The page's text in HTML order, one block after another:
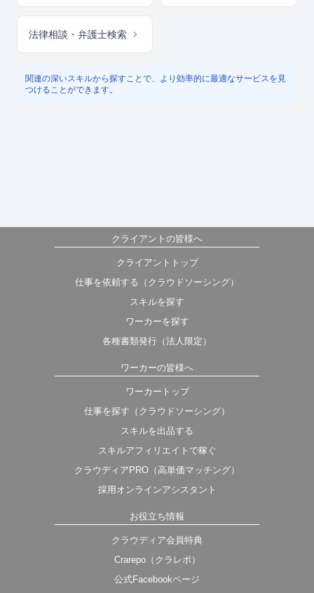
法律相談・弁護士検索
関連の深いスキルから探すことで、より効率的に最適なサービスを見
つけることができます。
クライアントの皆様へ
クライアントトップ
仕事を依頼する（クラウドソーシング）
スキルを探す
ワーカーを探す
各種書類発行（法人限定）
ワーカーの皆様へ
ワーカートップ
仕事を探す（クラウドソーシング）
スキルを出品する
スキルアフィリエイトで稼ぐ
クラウディアPRO（高単価マッチング）
採用オンラインアシスタント
お役立ち情報
クラウディア会員特典
Crarepo（クラレポ）
公式Facebookページ